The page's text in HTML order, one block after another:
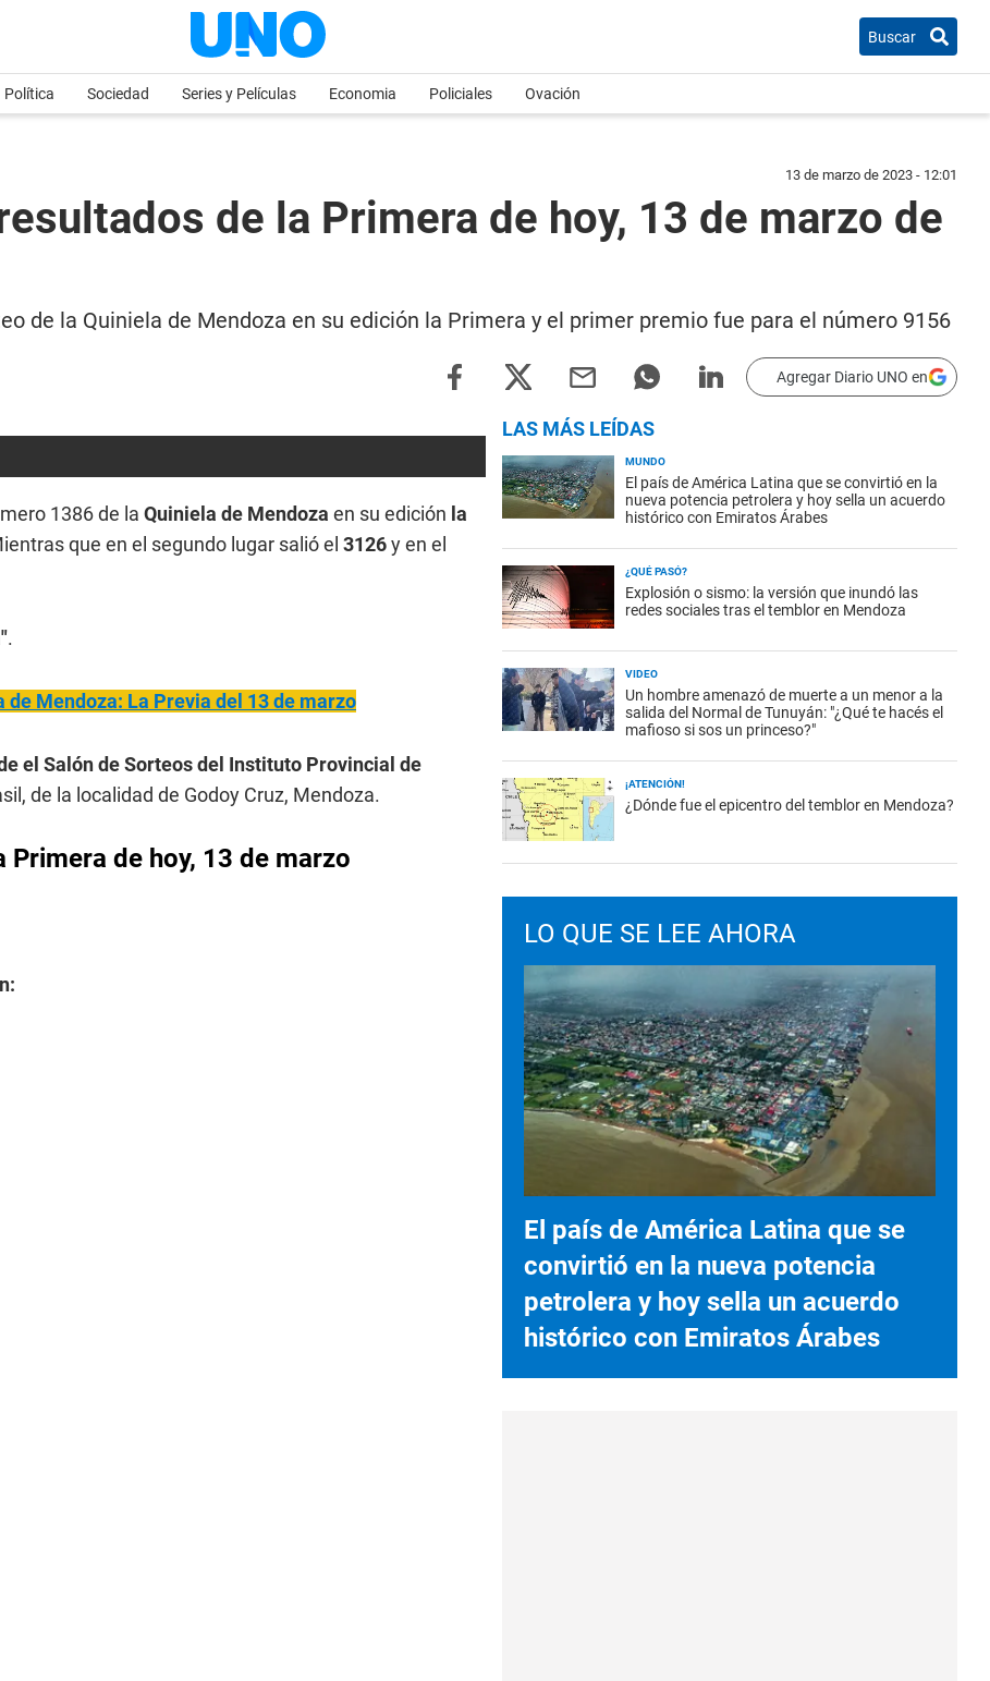
Buscar
Política Sociedad Series y Películas Economia Policiales Ovación
13 de marzo de 2023 - 12:01
de la Primera de hoy, 13 de marzo de
de la Quiniela de Mendoza en su edición la Primera y el primer premio fue para el número 9156
Agregar Diario UNO en
1386 de la Quiniela de Mendoza en su edición la
que en el segundo lugar salió el 3126y en el
.
de Mendoza: La Previa del 13 de marzo
el Salón de Sorteos del Instituto Provincial de
de la localidad de Godoy Cruz, Mendoza.
Primera de hoy, 13 de marzo
LAS MÁS LEÍDAS
MUNDO
El país de América Latina que se convirtió en la
nueva potencia petrolera y hoy sella un acuerdo
histórico con Emiratos Árabes
¿QUÉ PASÓ?
Explosión o sismo: la versión que inundó las
redes sociales tras el temblor en Mendoza
VIDEO
Un hombre amenazó de muerte a un menor a la
salida del Normal de Tunuyán: "¿Qué te hacés el
mafioso si sos un princeso?"
¡ATENCIÓN!
¿Dónde fue el epicentro del temblor en Mendoza?
LO QUE SE LEE AHORA
El país de América Latina que se
convirtió en la nueva potencia
petrolera y hoy sella un acuerdo
histórico con Emiratos Árabes